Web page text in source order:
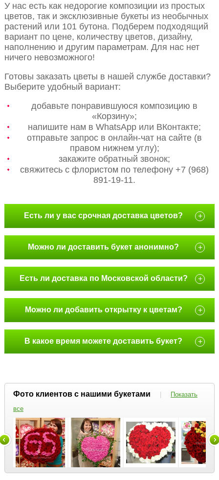
У нас есть как недорогие композиции из простых
цветов, так и эксклюзивные букеты из необычных
растений или 101 бутона. Подберем подходящий
вариант по цене, количеству цветов, дизайну,
наполнению и другим параметрам. Для нас нет
ничего невозможного!
Готовы заказать цветы в нашей службе доставки?
Выберите удобный вариант:
добавьте понравившуюся композицию в
«Корзину»;
напишите нам в WhatsApp или ВКонтакте;
отправьте запрос в онлайн-чат на сайте (в
правом нижнем углу);
закажите обратный звонок;
свяжитесь с флористом по телефону +7 (968)
891-19-11.
Есть ли у вас срочная доставка цветов? +
Можно ли доставить букет анонимно? +
Есть ли доставка по Московской области? +
Можно ли добавить открытку к цветам? +
В какое время можете доставить букет? +
Фото клиентов с нашими букетами |
Показать
все